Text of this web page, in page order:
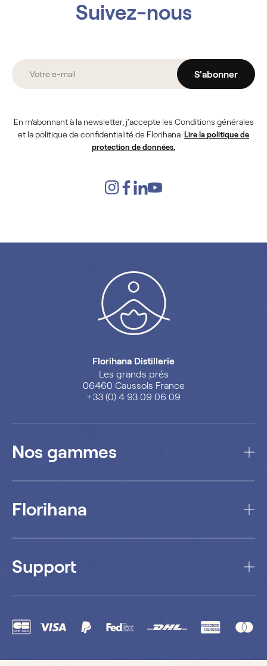
Suivez-nous
S'abonner
En m’abonnant à la newsletter, j'accepte les Conditions générales
et la politique de confidentialité de Florihana. Lire la politique de
protection de données.
Florihana Distillerie
Les grands prés
06460 Caussols France
+33 (0) 4 93 09 06 09
Nos gammes
Florihana
Support